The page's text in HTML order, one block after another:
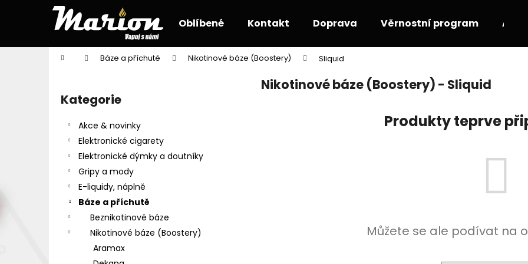
Oblíbené Kontakt Doprava Věrnostní program
Domů Báze a příchutě Nikotinové báze (Boostery) Sliquid
Přeskočit
kategorie
Kategorie
Akce & novinky
Elektronické cigarety
Elektronické dýmky a doutníky
Gripy a mody
E-liquidy, náplně
Báze a příchutě
Beznikotinové báze
Nikotinové báze (Boostery)
Aramax
Nikotinové báze (Boostery) - Sliquid
Produkty teprve
Můžete se ale podívat na
í
Zpět
do
Zpět
do
Co potřebujete najít?